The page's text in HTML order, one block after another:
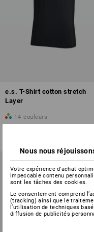
e.s. T-Shirt cotton stretch
Layer
14 couleurs
Nous nous
Votre expérience d'achat
impeccable contenu
sont les tâches des cookies.
Le consentement comprend
(tracking) ainsi que le
l’utilisation de techniques
diffusion de publicités